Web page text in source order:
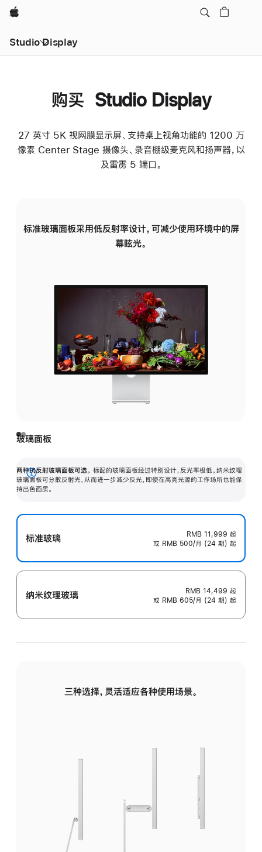
Apple
Studio Display
购买 Studio Display
27 英寸 5K 视网膜显示屏、支持桌上视角功能的 1200 万
像素 Center Stage 摄像头、录音棚级麦克风和扬声器，以
及雷雳 5 端口。
标准玻璃面板采用低反射率设计，可减少使用环境中的屏
幕眩光。
玻璃面板
两种抗反射玻璃面板可选。 标配的玻璃面板经过特别设计，反光率极低。纳米纹理
玻璃面板可分散反射光，从而进一步减少反光，即使在高亮光源的工作场所也能保
持出色画质。
展
开
标准玻璃 RMB 11,999 起
或 RMB 500/月 (24 期) 起
纳米纹理玻璃 RMB 14,499 起
或 RMB 605/月 (24 期) 起
三种选择，灵活适应各种使用场景。